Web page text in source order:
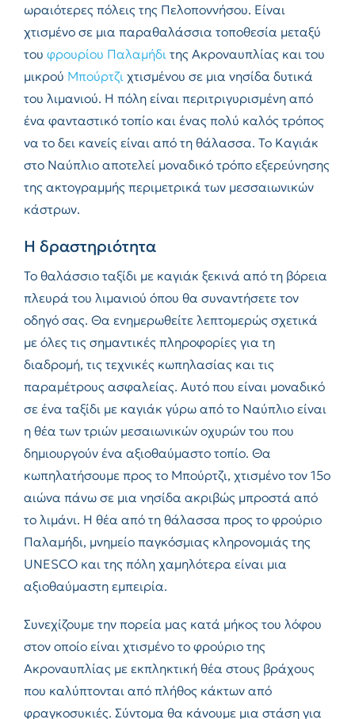
ωραιότερες πόλεις της Πελοποννήσου. Είναι
χτισμένο σε μια παραθαλάσσια τοποθεσία μεταξύ
του φρουρίου Παλαμήδιτης Ακροναυπλίας και του
μικρού Μπούρτζιχτισμένου σε μια νησίδα δυτικά
του λιμανιού. Η πόλη είναι περιτριγυρισμένη από
ένα φανταστικό τοπίο και ένας πολύ καλός τρόπος
να το δει κανείς είναι από τη θάλασσα. Το Καγιάκ
στο Ναύπλιο αποτελεί μοναδικό τρόπο εξερεύνησης
της ακτογραμμής περιμετρικά των μεσσαιωνικών
κάστρων.
Η δραστηριότητα
Το θαλάσσιο ταξίδι με καγιάκ ξεκινά από τη βόρεια
πλευρά του λιμανιού όπου θα συναντήσετε τον
οδηγό σας. Θα ενημερωθείτε λεπτομερώς σχετικά
με όλες τις σημαντικές πληροφορίες για τη
διαδρομή, τις τεχνικές κωπηλασίας και τις
παραμέτρους ασφαλείας. Αυτό που είναι μοναδικό
σε ένα ταξίδι με καγιάκ γύρω από το Ναύπλιο είναι
η θέα των τριών μεσαιωνικών οχυρών του που
δημιουργούν ένα αξιοθαύμαστο τοπίο. Θα
κωπηλατήσουμε προς το Μπούρτζι, χτισμένο τον 15ο
αιώνα πάνω σε μια νησίδα ακριβώς μπροστά από
το λιμάνι. Η θέα από τη θάλασσα προς το φρούριο
Παλαμήδι, μνημείο παγκόσμιας κληρονομιάς της
UNESCO και της πόλη χαμηλότερα είναι μια
αξιοθαύμαστη εμπειρία.
Συνεχίζουμε την πορεία μας κατά μήκος του λόφου
στον οποίο είναι χτισμένο το φρούριο της
Ακροναυπλίας με εκπληκτική θέα στους βράχους
που καλύπτονται από πλήθος κάκτων από
φραγκοσυκιές. Σύντομα θα κάνουμε μια στάση για